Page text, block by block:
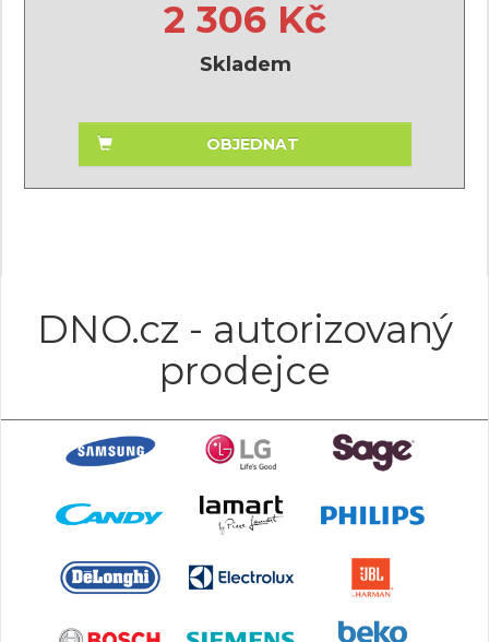
2 306 Kč
Skladem
OBJEDNAT
DNO.cz - autorizovaný
prodejce